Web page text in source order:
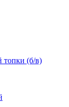
топки (б/в)